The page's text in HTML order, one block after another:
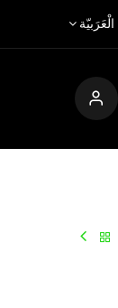
الْعَرَبيّة